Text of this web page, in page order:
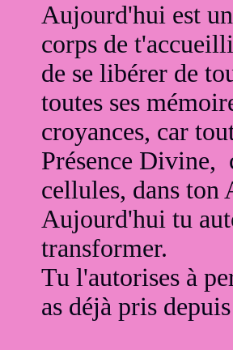
Aujourd'hui est
corps de
de se libérer de
toutes ses
croyances, car
Présence Divine,
cellules, dans
Aujourd'hui tu
transformer.
Tu l'autorises à
as déjà pris